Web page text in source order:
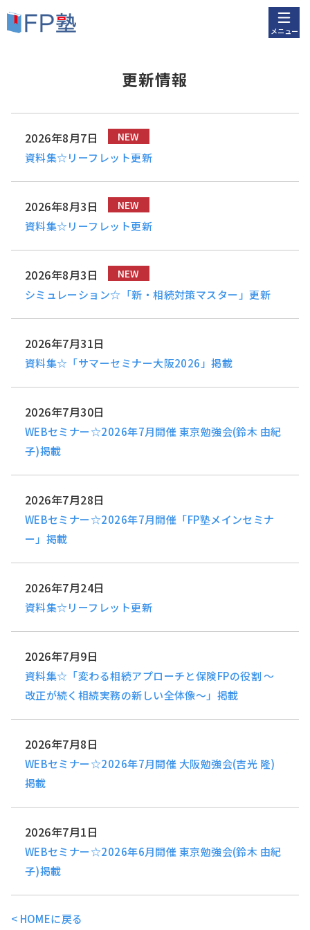
メニュー
更新情報
2026年8月7日
資料集☆リーフレット更新
NEW
2026年8月3日
資料集☆リーフレット更新
NEW
2026年8月3日
シミュレーション☆「新・相続対策マスター」更新
NEW
2026年7月31日
資料集☆「サマーセミナー大阪2026」掲載
2026年7月30日
WEBセミナー☆2026年7月開催 東京勉強会(鈴木 由紀
子)掲載
2026年7月28日
WEBセミナー☆2026年7月開催「FP塾メインセミナ
ー」掲載
2026年7月24日
資料集☆リーフレット更新
2026年7月9日
資料集☆「変わる相続アプローチと保険FPの役割 ～
改正が続く相続実務の新しい全体像～」掲載
2026年7月8日
WEBセミナー☆2026年7月開催 大阪勉強会(吉光 隆)
掲載
2026年7月1日
WEBセミナー☆2026年6月開催 東京勉強会(鈴木 由紀
子)掲載
< HOMEに戻る